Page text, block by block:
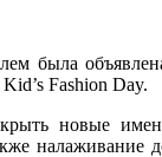
была
Fashion Day.
новые
налаживание